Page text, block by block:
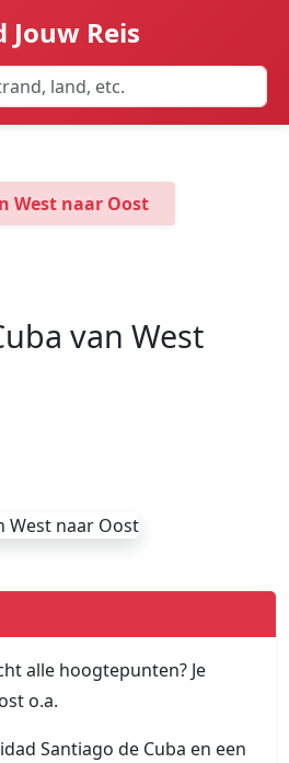
Jouw Reis
West naar Oost
van West
alle hoogtepunten? Je
o.a.
Santiago de Cuba en een